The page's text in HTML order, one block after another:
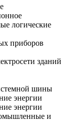
логические
приборов
зданий
шины
энергии
энергии
и